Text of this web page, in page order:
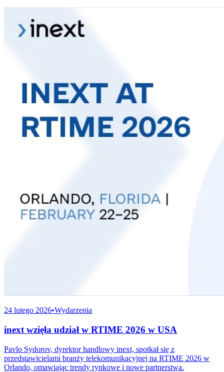
24 lutego 2026•Wydarzenia
inext wzięła udział w RTIME 2026 w USA
Pavlo Sydorov, dyrektor handlowy inext, spotkał się z
przedstawicielami branży telekomunikacyjnej na RTIME 2026 w
Orlando, omawiając trendy rynkowe i nowe partnerstwa.